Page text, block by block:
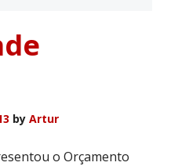
by Artur
o Orçamento